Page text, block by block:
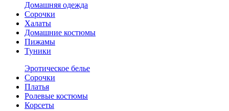
Домашняя одежда
Сорочки
Халаты
Домашние костюмы
Пижамы
Туники
Эротическое белье
Сорочки
Платья
Ролевые костюмы
Корсеты